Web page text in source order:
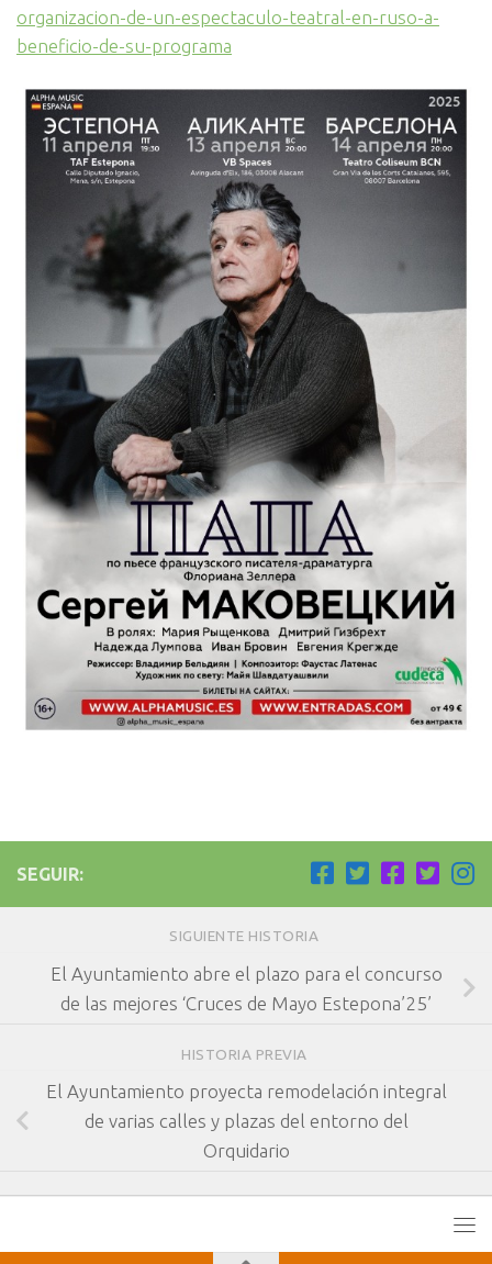
organizacion-de-un-espectaculo-teatral-en-ruso-a-
beneficio-de-su-programa
SEGUIR:
SIGUIENTE HISTORIA
El Ayuntamiento abre el plazo para el concurso
de las mejores ‘Cruces de Mayo Estepona’25’
HISTORIA PREVIA
El Ayuntamiento proyecta remodelación integral
de varias calles y plazas del entorno del
Orquidario